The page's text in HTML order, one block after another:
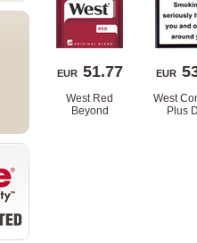
EUR 51.77
West Red
Beyond
EUR
West
Plus